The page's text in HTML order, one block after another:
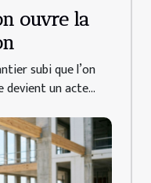
ouvre la
subi que l’on
devient un acte...